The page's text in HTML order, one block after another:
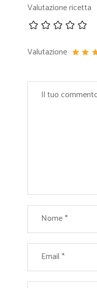
Valutazione ricetta
Valutazione